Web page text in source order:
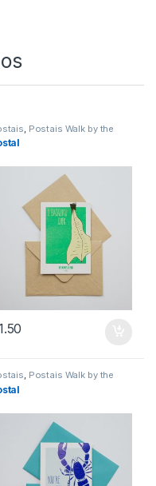
Postais Walk by the
, Postais Walk by the